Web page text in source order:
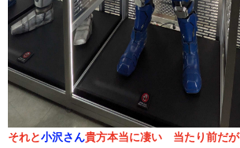
それと小沢さん貴方本当に凄い 当たり前だが